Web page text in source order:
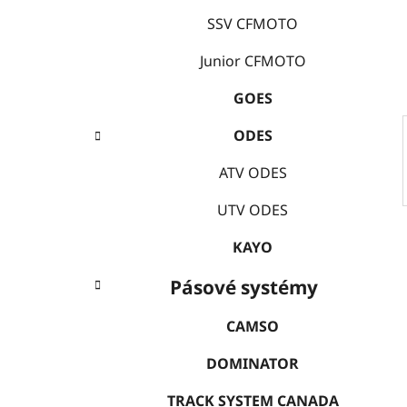
SSV CFMOTO
Junior CFMOTO
GOES
ODES
ATV ODES
UTV ODES
KAYO
Pásové systémy
CAMSO
DOMINATOR
TRACK SYSTEM CANADA